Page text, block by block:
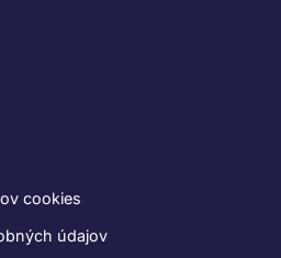
cookies
údajov